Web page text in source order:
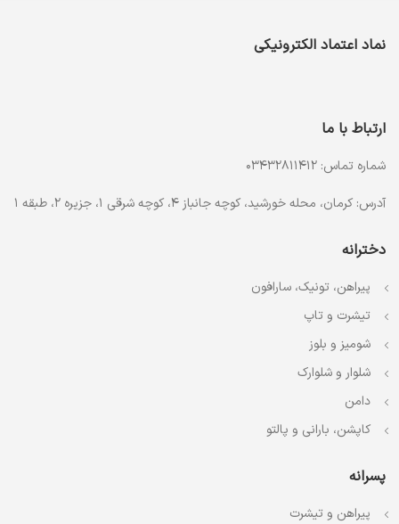
نماد اعتماد الکترونیکی
ارتباط با ما
شماره تماس: 03432811412
آدرس: کرمان، محله خورشید، کوچه جانباز 4، کوچه شرقی 1، جزیره 2، طبقه 1
دخترانه
پیراهن، تونیک، سارافون
تیشرت و تاپ
شومیز و بلوز
شلوار و شلوارک
دامن
کاپشن، بارانی و پالتو
پسرانه
پیراهن و تیشرت